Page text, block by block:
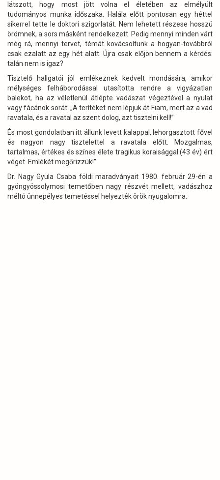
látszott, hogy most jött volna el életében az elmélyült
tudományos munka időszaka. Halála előtt pontosan egy héttel
sikerrel tette le doktori szigorlatát. Nem lehetett részese hosszú
örömnek, a sors másként rendelkezett. Pedig mennyi minden várt
még rá, mennyi tervet, témát kovácsoltunk a hogyan-továbbról
csak ezalatt az egy hét alatt. Újra csak előjön bennem a kérdés:
talán nem is igaz?
Tisztelő hallgatói jól emlékeznek kedvelt mondására, amikor
mélységes felháborodással utasította rendre a vigyázatlan
balekot, ha az véletlenül átlépte vadászat végeztével a nyulat
vagy fácánok sorát: „A terítéket nem lépjük át Fiam, mert az a vad
ravatala, és a ravatal az szent dolog, azt tisztelni kell!”
És most gondolatban itt állunk levett kalappal, lehorgasztott fővel
és nagyon nagy tisztelettel a ravatala előtt. Mozgalmas,
tartalmas, értékes és színes élete tragikus koraisággal (43 év) ért
véget. Emlékét megőrizzük!”
Dr. Nagy Gyula Csaba földi maradványait 1980. február 29-én a
gyöngyössolymosi temetőben nagy részvét mellett, vadászhoz
méltó ünnepélyes temetéssel helyezték örök nyugalomra.